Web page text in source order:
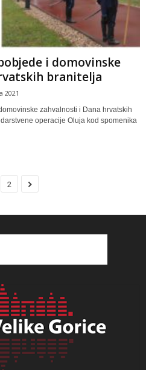
i domovinske
branitelja
2021
zahvalnosti i Dana hrvatskih
operacije Oluja kod spomenika
2